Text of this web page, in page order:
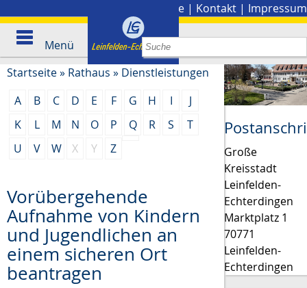
Presse | Kontakt | Impressum
Menü
Startseite» Rathaus » Dienstleistungen
A
B C D E F G H I
J
K
L M N O P Q R S
T
U
V W X Y Z
Vorübergehende
Aufnahme von Kindern
und Jugendlichen an
einem sicheren Ort
beantragen
Große
Kreisstadt
Leinfelden-
Echterdingen
Marktplatz 1
70771
Leinfelden-
Echterdingen